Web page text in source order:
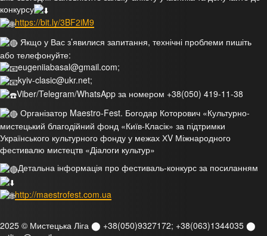
конкурсу
https://bit.ly/3BF2iM9
Якщо у Вас з’явилися запитання, технічні проблеми пишіть
або телефонуйте:
eugeniiabasal@gmail.com;
kyiv-clasic@ukr.net;
Viber/Telegram/WhatsApp за номером +38(050) 419-11-38
Організатор Maestro-Fest. Богодар Которович «Культурно-
мистецький благодійний фонд «Київ-Класік» за підтримки
Українського культурного фонду у межах ХV Міжнародного
фестивалю мистецтв «Діалоги культур»
Детальна інформація про фестиваль-конкурс за посиланням
http://maestrofest.com.ua
2025 © Мистецька Ліга ⬤ +38(050)9327172; +38(063)1344035 ⬤